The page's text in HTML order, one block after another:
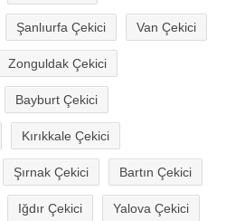
Şanlıurfa Çekici Van Çekici
Zonguldak Çekici
Bayburt Çekici
Kırıkkale Çekici
Şırnak Çekici Bartın Çekici
Iğdır Çekici Yalova Çekici